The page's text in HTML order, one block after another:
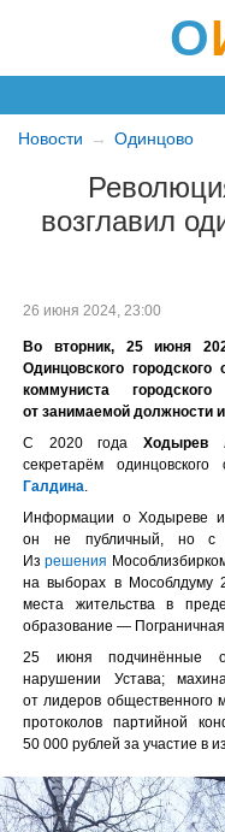
О
Новости Одинцово
возглавил
26 июня 2024, 23:00
Во вторник, 25 июня
Одинцовского
коммуниста
от занимаемой должности
С 2020 годаХодырев
секретарём
Галдина
Информации о Ходыреве и
он не публичный, но с
Изрешения
на выборах в Мособлдуму
места жительства в
образование —
25 июня подчинённые
нарушении Устава;
от лидеров общественного
протоколов партийной
50 000 рублей за участие в